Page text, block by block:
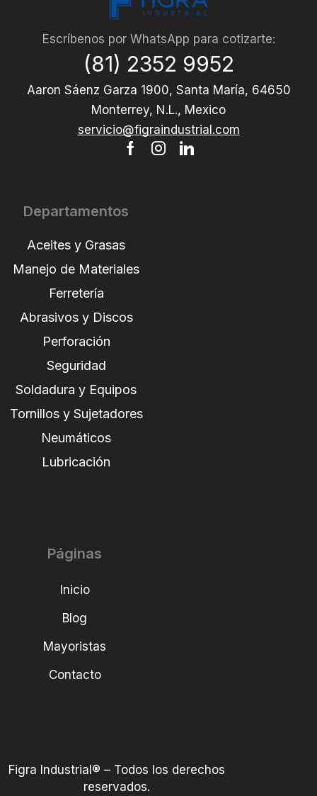
Escríbenos por WhatsApp para cotizarte:
(81) 2352 9952
Aaron Sáenz Garza 1900, Santa María, 64650
Monterrey, N.L., Mexico
servicio@figraindustrial.com
Departamentos
Aceites y Grasas
Manejo de Materiales
Ferretería
Abrasivos y Discos
Perforación
Seguridad
Soldadura y Equipos
Tornillos y Sujetadores
Neumáticos
Lubricación
Páginas
Inicio
Blog
Mayoristas
Contacto
Figra Industrial® – Todos los derechos
reservados.